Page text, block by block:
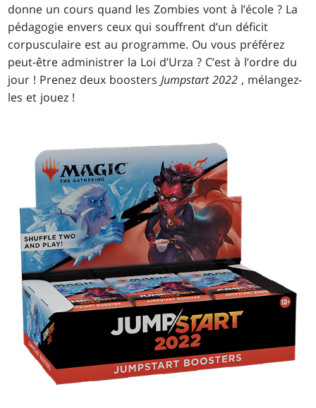
donne un cours quand les Zombies vont à l’école ? La
pédagogie envers ceux qui souffrent d’un déficit
corpusculaire est au programme. Ou vous préférez
peut-être administrer la Loi d’Urza ? C’est à l’ordre du
jour ! Prenez deux boostersJumpstart 2022 , mélangez-
les et jouez !